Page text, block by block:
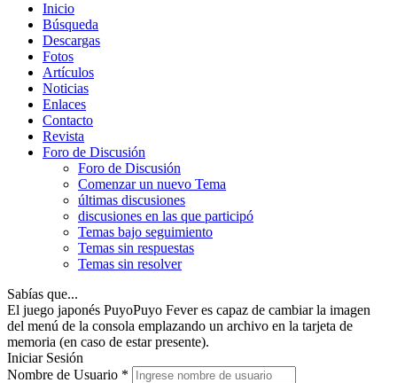
Inicio
Búsqueda
Descargas
Fotos
Artículos
Noticias
Enlaces
Contacto
Revista
Foro de Discusión
Foro de Discusión
Comenzar un nuevo Tema
últimas discusiones
discusiones en las que participó
Temas bajo seguimiento
Temas sin respuestas
Temas sin resolver
Sabías que...
El juego japonés PuyoPuyo Fever es capaz de cambiar la imagen
del menú de la consola emplazando un archivo en la tarjeta de
memoria (en caso de estar presente).
Iniciar Sesión
Nombre de Usuario *